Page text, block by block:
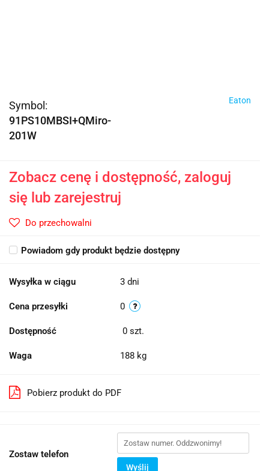
Symbol:
91PS10MBSI+QMiro-
201W
Eaton
Zobacz cenę i dostępność, zaloguj
się lub zarejestruj
Do przechowalni
Powiadom gdy produkt będzie dostępny
Wysyłka w ciągu 3 dni
Cena przesyłki 0
Dostępność 0 szt.
Waga 188 kg
Pobierz produkt do PDF
Zostaw telefon
Wyślij